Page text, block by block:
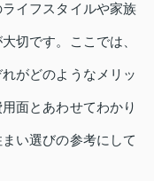
イフスタイルや家族
切です。ここでは、
がどのようなメリッ
面とあわせてわかり
い選びの参考にして